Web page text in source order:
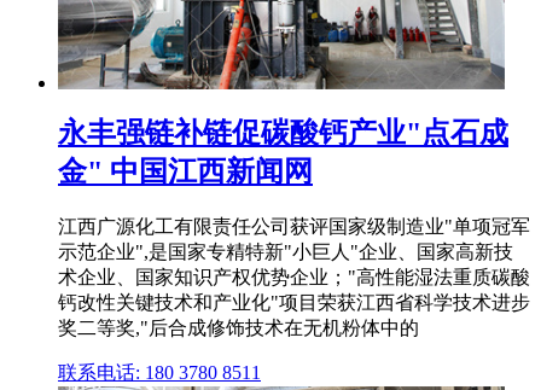
永丰强链补链促碳酸钙产业"点石成
金" 中国江西新闻网
江西广源化工有限责任公司获评国家级制造业"单项冠军
示范企业",是国家专精特新"小巨人"企业、国家高新技
术企业、国家知识产权优势企业；"高性能湿法重质碳酸
钙改性关键技术和产业化"项目荣获江西省科学技术进步
奖二等奖,"后合成修饰技术在无机粉体中的
联系电话: 180 3780 8511